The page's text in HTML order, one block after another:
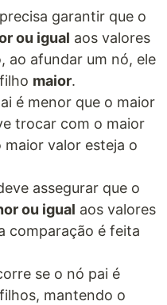
precisa garantir que o
ou igual aos valores
ao afundar um nó, ele
maior.
é menor que o maior
trocar com o maior
valor esteja o
assegurar que o
ou igual aos valores
comparação é feita
se o nó pai é
mantendo o